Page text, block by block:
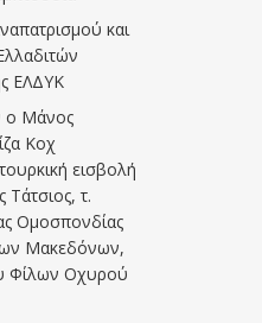
και
ΕΛΔΥΚ
ο Μάνος
Κοχ
εισβολή
τ.
Ομοσπονδίας
Μακεδόνων,
Φίλων Οχυρού